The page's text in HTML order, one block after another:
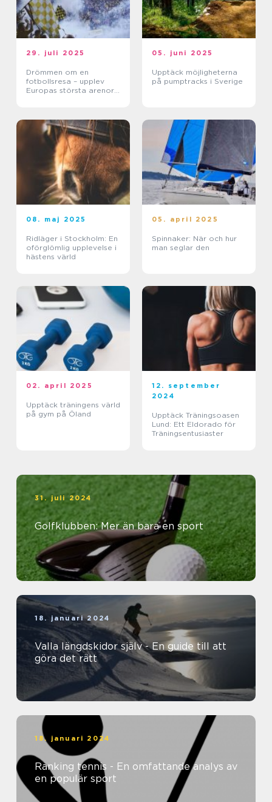
29. juli 2025
Drömmen om en
fotbollsresa – upplev
Europas största arenor
05. juni 2025
Upptäck möjligheterna
på pumptracks i Sverige
08. maj 2025
Ridläger i Stockholm: En
oförglömlig upplevelse i
hästens värld
05. april 2025
Spinnaker: När och hur
man seglar den
02. april 2025
Upptäck träningens värld
på gym på Öland
12. september
2024
Upptäck Träningsoasen
Lund: Ett Eldorado för
Träningsentusiaster
31. juli 2024
Golfklubben: Mer än bara en sport
18. januari 2024
Valla längdskidor själv - En guide till att
göra det rätt
18. januari 2024
Ranking tennis - En omfattande analys av
en populär sport